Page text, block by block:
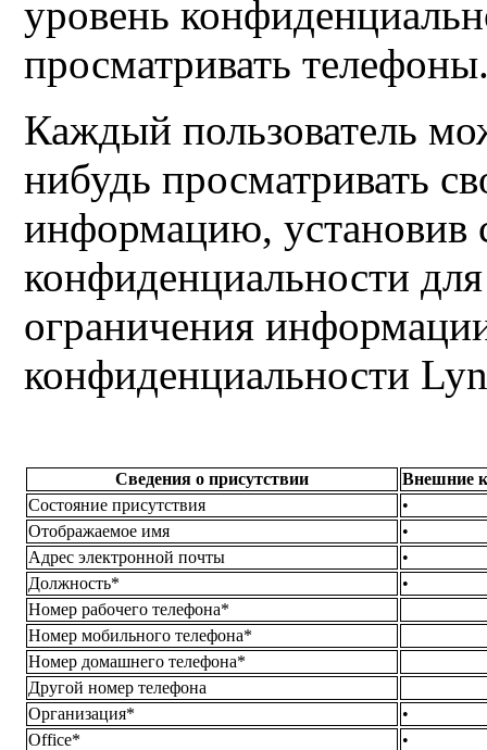
уровень
просматривать
Каждый пользователь
нибудь просматривать
информацию, установив
конфиденциальности
ограничения
конфиденциальности
Сведения о присутствии
Внешние
Состояние присутствия
•
Отображаемое имя
•
Адрес электронной почты
•
Должность*
•
Номер рабочего телефона*
Номер мобильного телефона*
Номер домашнего телефона*
Другой номер телефона
Организация*
•
Office*
•